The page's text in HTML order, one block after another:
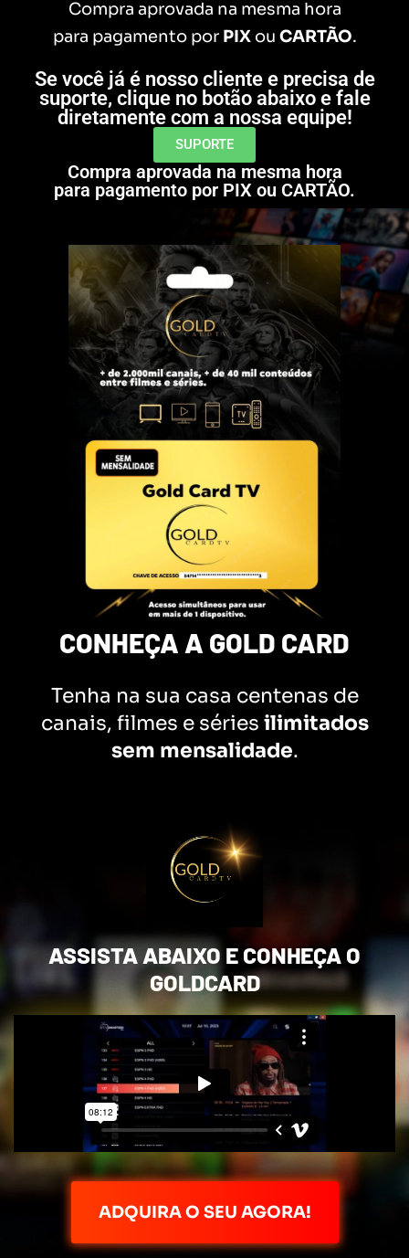
Compra aprovada na mesma hora
para pagamento por PIXou CARTÃO.
Se você já é nosso cliente e precisa de
suporte, clique no botão abaixo e fale
diretamente com a nossa equipe!
SUPORTE
Compra aprovada na mesma hora
para pagamento por PIX ou CARTÃO.
CONHEÇA A GOLD CARD
Tenha na sua casa centenas de
canais, filmes e séries ilimitados
sem mensalidade.
ASSISTA ABAIXO E CONHEÇA O
GOLDCARD
ADQUIRA O SEU AGORA!